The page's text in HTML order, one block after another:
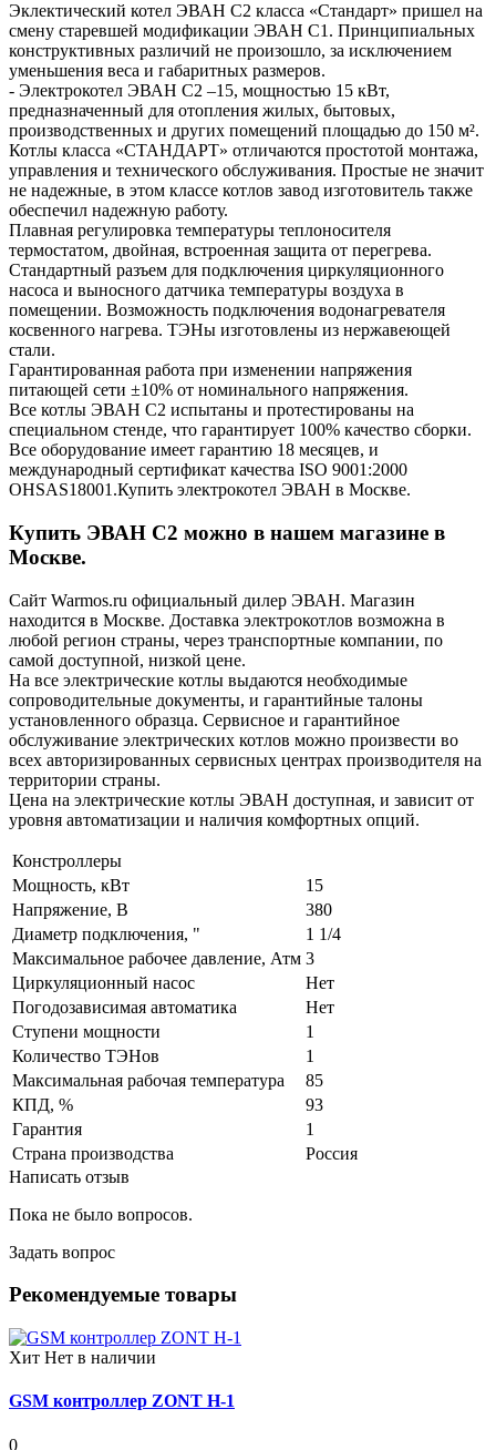
Эклектический котел ЭВАН С2 класса «Стандарт» пришел на
смену старевшей модификации ЭВАН С1. Принципиальных
конструктивных различий не произошло, за исключением
уменьшения веса и габаритных размеров.
- Электрокотел ЭВАН С2 –15, мощностью 15 кВт,
предназначенный для отопления жилых, бытовых,
производственных и других помещений площадью до 150 м².
Котлы класса «СТАНДАРТ» отличаются простотой монтажа,
управления и технического обслуживания. Простые не значит
не надежные, в этом классе котлов завод изготовитель также
обеспечил надежную работу.
Плавная регулировка температуры теплоносителя
термостатом, двойная, встроенная защита от перегрева.
Стандартный разъем для подключения циркуляционного
насоса и выносного датчика температуры воздуха в
помещении. Возможность подключения водонагревателя
косвенного нагрева. ТЭНы изготовлены из нержавеющей
стали.
Гарантированная работа при изменении напряжения
питающей сети ±10% от номинального напряжения.
Все котлы ЭВАН С2 испытаны и протестированы на
специальном стенде, что гарантирует 100% качество сборки.
Все оборудование имеет гарантию 18 месяцев, и
международный сертификат качества ISO 9001:2000
OHSAS18001.Купить электрокотел ЭВАН в Москве.
Купить ЭВАН C2 можно в нашем магазине в
Москве.
Сайт Warmos.ru официальный дилер ЭВАН. Магазин
находится в Москве. Доставка электрокотлов возможна в
любой регион страны, через транспортные компании, по
самой доступной, низкой цене.
На все электрические котлы выдаются необходимые
сопроводительные документы, и гарантийные талоны
установленного образца. Сервисное и гарантийное
обслуживание электрических котлов можно произвести во
всех авторизированных сервисных центрах производителя на
территории страны.
Цена на электрические котлы ЭВАН доступная, и зависит от
уровня автоматизации и наличия комфортных опций.
Констроллеры
Мощность, кВт
15
Напряжение, В
380
Диаметр подключения, "
1 1/4
Максимальное рабочее давление, Атм 3
Циркуляционный насос
Нет
Погодозависимая автоматика
Нет
Ступени мощности
1
Количество ТЭНов
1
Максимальная рабочая температура
85
КПД, %
93
Гарантия
1
Страна производства
Россия
Написать отзыв
Пока не было вопросов.
Задать вопрос
Рекомендуемые товары
Хит Нет в наличии
GSM контроллер ZONT H-1
0